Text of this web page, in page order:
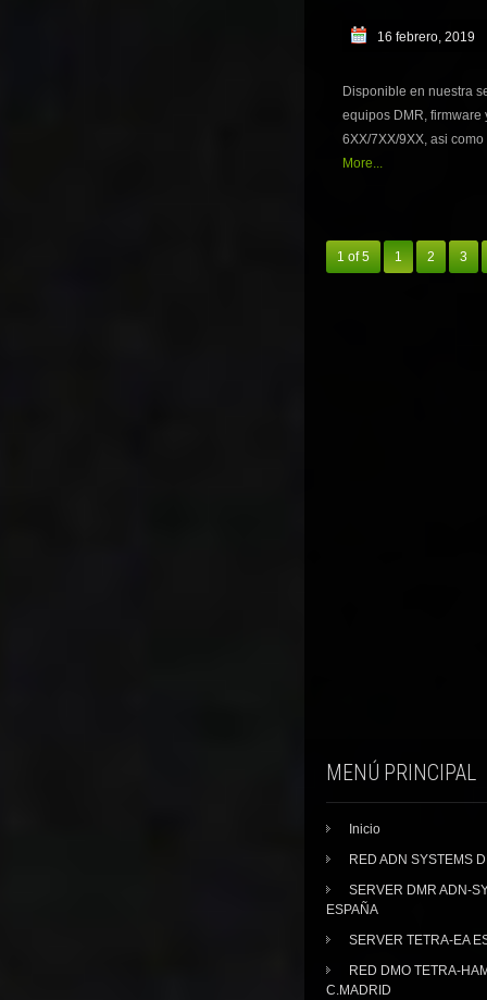
16 febrero, 2019
Disponible en nuestra
equipos DMR, firmware
6XX/7XX/9XX, asi
More...
1 of 5 1 2 3
MENÚ PRINCIPAL
Inicio
RED ADN SYSTEMS
SERVER DMR ADN-
ESPAÑA
SERVER TETRA-EA
RED DMO TETRA-
C.MADRID